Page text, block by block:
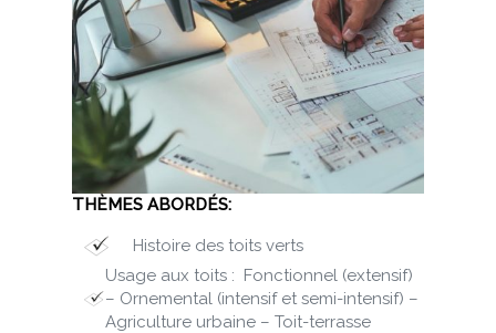
THÈMES ABORDÉS:
Histoire des toits verts
Usage aux toits : Fonctionnel (extensif)
– Ornemental (intensif et semi-intensif) –
Agriculture urbaine – Toit-terrasse